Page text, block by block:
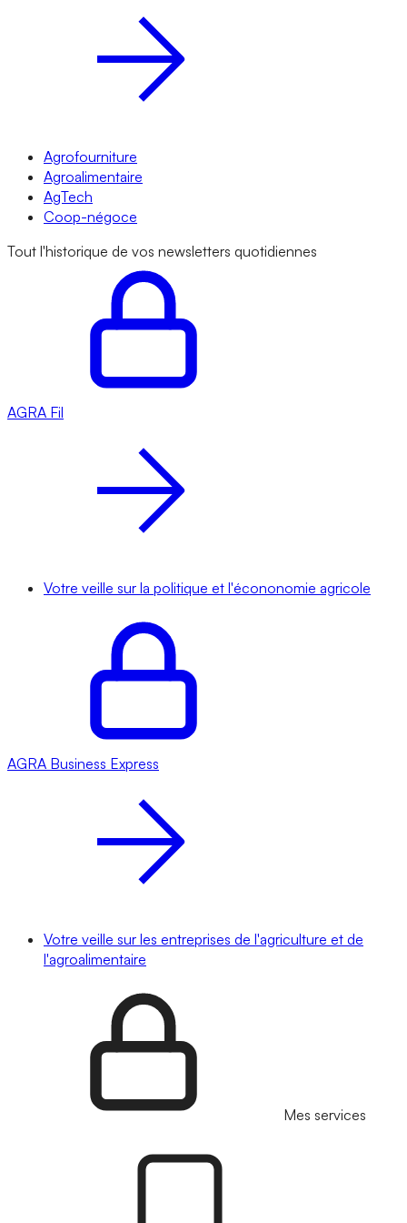
Agrofourniture
Agroalimentaire
AgTech
Coop-négoce
Tout l'historique de vos newsletters quotidiennes
AGRA Fil
Votre veille sur la politique et l'écononomie agricole
AGRA Business Express
Votre veille sur les entreprises de l'agriculture et de
l'agroalimentaire
Mes services